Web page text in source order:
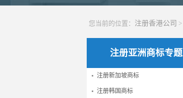
您当前的位置： 注册香港公司 >
注册亚洲商标专题
注册新加坡商标
注册韩国商标